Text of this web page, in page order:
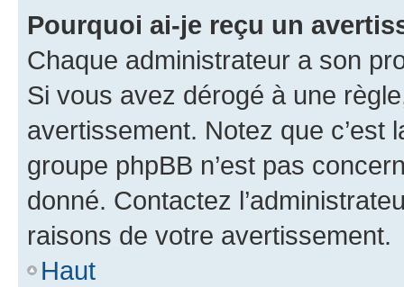
Pourquoi ai-je reçu un
Chaque administrateur a son
Si vous avez dérogé à une
avertissement. Notez que c’est
groupe phpBB n’est pas
donné. Contactez
raisons de votre avertissement.
Haut